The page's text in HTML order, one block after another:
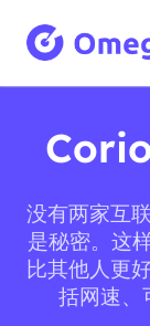
没有两家互
是秘密。这
比其他人更
括网速、